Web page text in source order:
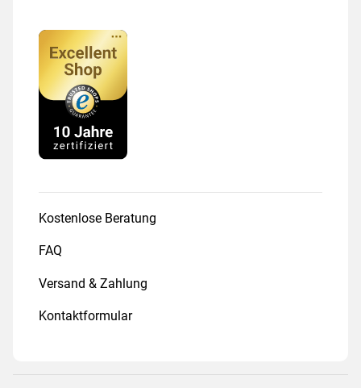
Kostenlose Beratung
FAQ
Versand & Zahlung
Kontaktformular